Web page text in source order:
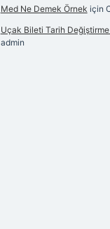
Med Ne Demek Örnek için
Uçak Bileti Tarih
admin